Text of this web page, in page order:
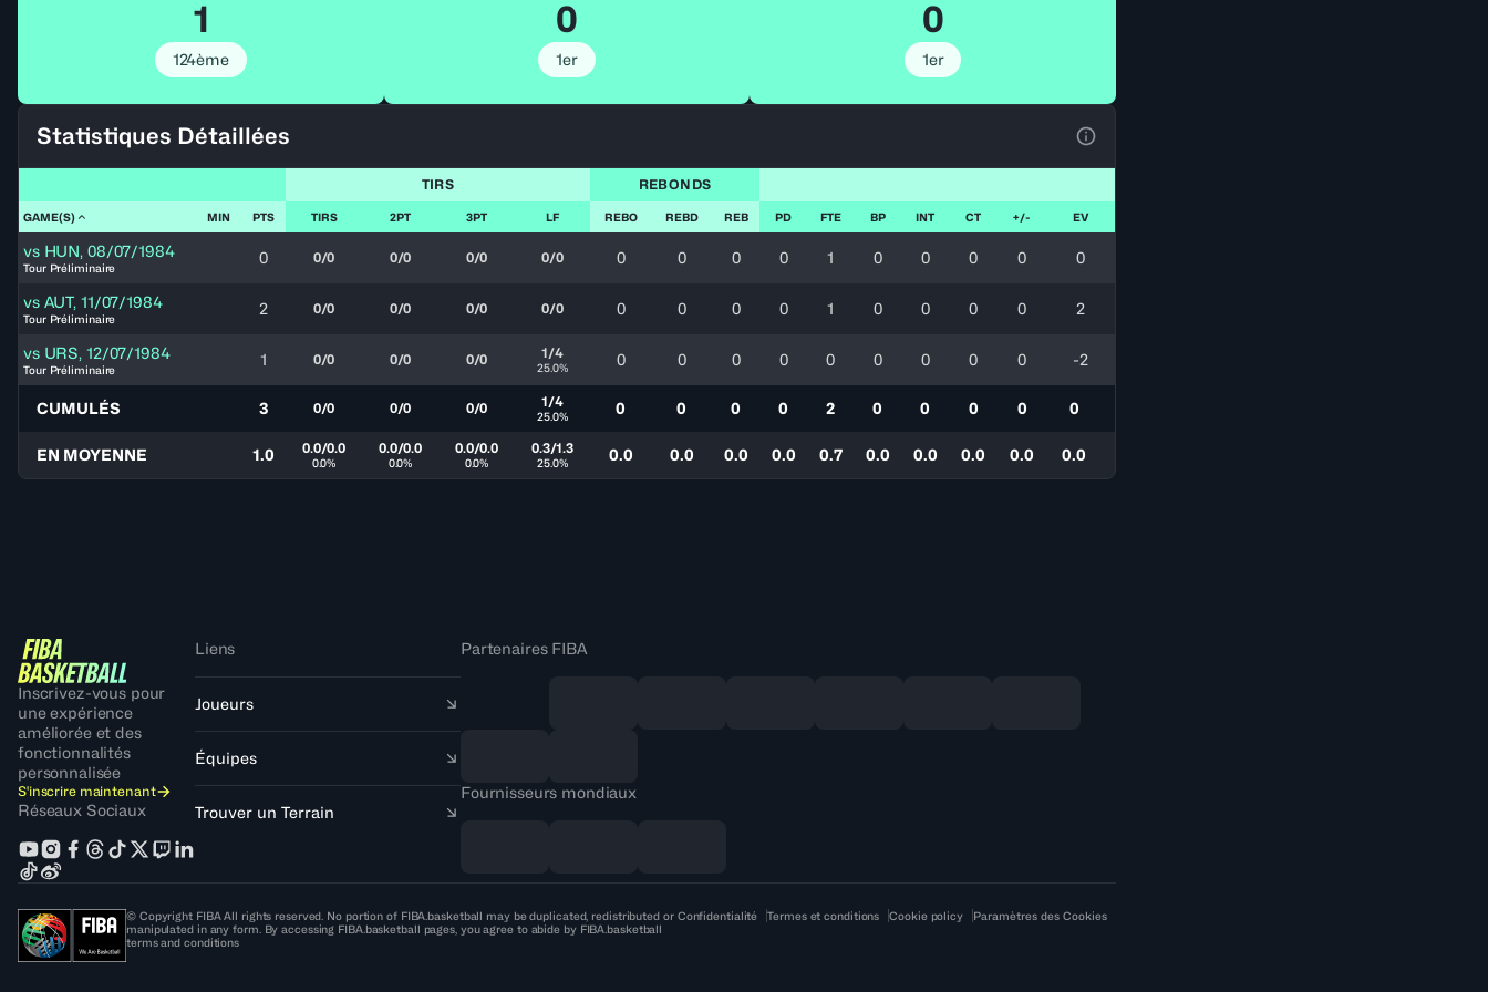
1
124ème
0
1er
0
1er
Statistiques Détaillées
TIRS REBONDS
GAME(S) MIN PTS TIRS 2PT 3PT LF REBO REBD REB PD FTE BP INT CT +/- EV
vs HUN, 08/07/1984
Tour Préliminaire
0 0/0 0/0 0/0 0/0 0 0 0 0 1 0 0 0 0 0
vs AUT, 11/07/1984
Tour Préliminaire
2 0/0 0/0 0/0 0/0 0 0 0 0 1 0 0 0 0 2
vs URS, 12/07/1984
Tour Préliminaire
1 0/0 0/0 0/0 1/4
25.0% 0 0 0 0 0 0 0 0 0 -2
CUMULÉS 3 0/0 0/0 0/0 1/4
25.0% 0 0 0 0 2 0 0 0 0 0
EN MOYENNE 1.0 0.0/0.0
0.0%
0.0/0.0
0.0%
0.0/0.0
0.0%
0.3/1.3
25.0% 0.0 0.0 0.0 0.0 0.7 0.0 0.0 0.0 0.0 0.0
Inscrivez-vous pour
une expérience
améliorée et des
fonctionnalités
personnalisée
S'inscrire maintenant
Réseaux Sociaux
Liens
Joueurs
Équipes
Trouver un Terrain
Partenaires FIBA
Fournisseurs mondiaux
© Copyright FIBA All rights reserved. No portion of FIBA.basketball may be duplicated, redistributed or
manipulated in any form. By accessing FIBA.basketball pages, you agree to abide by FIBA.basketball
terms and conditions
Confidentialité Termes et conditions Cookie policy Paramètres des Cookies